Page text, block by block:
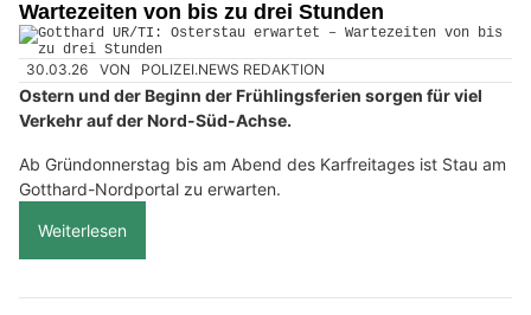
Wartezeiten von bis zu drei Stunden
30.03.26 VON POLIZEI.NEWS REDAKTION
Ostern und der Beginn der Frühlingsferien sorgen für viel
Verkehr auf der Nord-Süd-Achse.
Ab Gründonnerstag bis am Abend des Karfreitages ist Stau am
Gotthard-Nordportal zu erwarten.
Weiterlesen